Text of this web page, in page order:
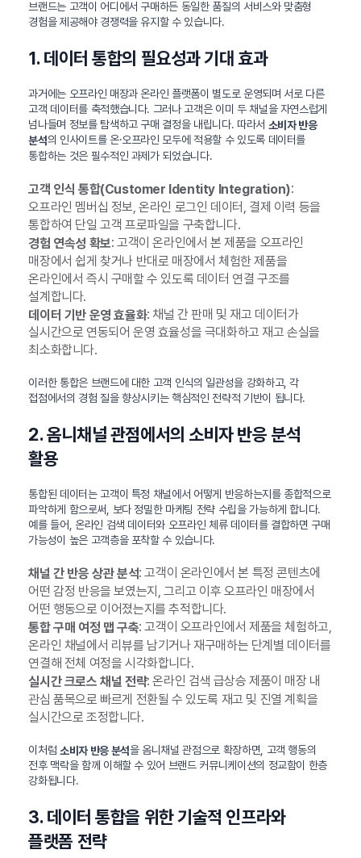
브랜드는 고객이 어디에서 구매하든 동일한 품질의 서비스와 맞춤형
경험을 제공해야 경쟁력을 유지할 수 있습니다.
1. 데이터 통합의 필요성과 기대 효과
과거에는 오프라인 매장과 온라인 플랫폼이 별도로 운영되며 서로 다른
고객 데이터를 축적했습니다. 그러나 고객은 이미 두 채널을 자연스럽게
넘나들며 정보를 탐색하고 구매 결정을 내립니다. 따라서 소비자 반응
분석의 인사이트를 온·오프라인 모두에 적용할 수 있도록 데이터를
통합하는 것은 필수적인 과제가 되었습니다.
고객 인식 통합(Customer Identity Integration):
오프라인 멤버십 정보, 온라인 로그인 데이터, 결제 이력 등을
통합하여 단일 고객 프로파일을 구축합니다.
경험 연속성 확보: 고객이 온라인에서 본 제품을 오프라인
매장에서 쉽게 찾거나 반대로 매장에서 체험한 제품을
온라인에서 즉시 구매할 수 있도록 데이터 연결 구조를
설계합니다.
데이터 기반 운영 효율화: 채널 간 판매 및 재고 데이터가
실시간으로 연동되어 운영 효율성을 극대화하고 재고 손실을
최소화합니다.
이러한 통합은 브랜드에 대한 고객 인식의 일관성을 강화하고, 각
접점에서의 경험 질을 향상시키는 핵심적인 전략적 기반이 됩니다.
2. 옴니채널 관점에서의 소비자 반응 분석
활용
통합된 데이터는 고객이 특정 채널에서 어떻게 반응하는지를 종합적으로
파악하게 함으로써, 보다 정밀한 마케팅 전략 수립을 가능하게 합니다.
예를 들어, 온라인 검색 데이터와 오프라인 체류 데이터를 결합하면 구매
가능성이 높은 고객층을 포착할 수 있습니다.
채널 간 반응 상관 분석: 고객이 온라인에서 본 특정 콘텐츠에
어떤 감정 반응을 보였는지, 그리고 이후 오프라인 매장에서
어떤 행동으로 이어졌는지를 추적합니다.
통합 구매 여정 맵 구축: 고객이 오프라인에서 제품을 체험하고,
온라인 채널에서 리뷰를 남기거나 재구매하는 단계별 데이터를
연결해 전체 여정을 시각화합니다.
실시간 크로스 채널 전략: 온라인 검색 급상승 제품이 매장 내
관심 품목으로 빠르게 전환될 수 있도록 재고 및 진열 계획을
실시간으로 조정합니다.
이처럼 소비자 반응 분석을 옴니채널 관점으로 확장하면, 고객 행동의
전후 맥락을 함께 이해할 수 있어 브랜드 커뮤니케이션의 정교함이 한층
강화됩니다.
3. 데이터 통합을 위한 기술적 인프라와
플랫폼 전략